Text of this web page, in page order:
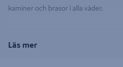
kaminer och brasor i alla väder.
Läs mer